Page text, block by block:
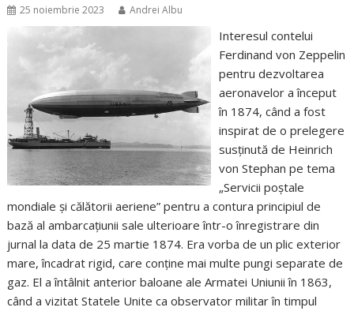
25 noiembrie 2023 Andrei Albu
Interesul contelui
Ferdinand von Zeppelin
pentru dezvoltarea
aeronavelor a început
în 1874, când a fost
inspirat de o prelegere
susținută de Heinrich
von Stephan pe tema
„Servicii poștale
mondiale și călătorii aeriene” pentru a contura principiul de
bază al ambarcațiunii sale ulterioare într-o înregistrare din
jurnal la data de 25 martie 1874. Era vorba de un plic exterior
mare, încadrat rigid, care conține mai multe pungi separate de
gaz. El a întâlnit anterior baloane ale Armatei Uniunii în 1863,
când a vizitat Statele Unite ca observator militar în timpul